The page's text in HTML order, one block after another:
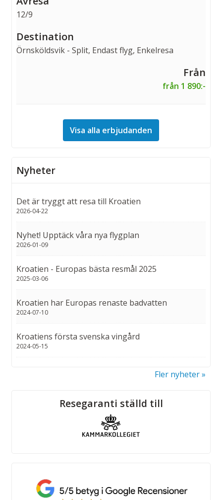
12/9
Örnsköldsvik - Split, Endast flyg, Enkelresa
från 1 890:-
Visa alla erbjudanden
Nyheter
Det är tryggt att resa till Kroatien
2026-04-22
Nyhet! Upptäck våra nya flygplan
2026-01-09
Kroatien - Europas bästa resmål 2025
2025-03-06
Kroatien har Europas renaste badvatten
2024-07-10
Kroatiens första svenska vingård
2024-05-15
Fler nyheter
Sociala medierResegaranti ställd till